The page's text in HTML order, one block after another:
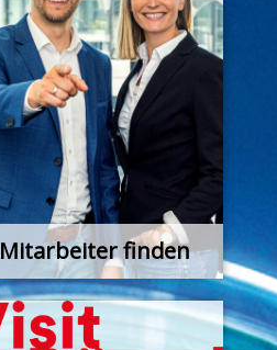
Mitarbeiter finden